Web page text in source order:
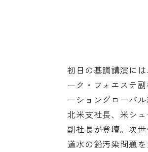
初日の基調講演に
ーク・フォエステ
ーショングローバ
北米支社長、米シ
副社長が登壇。次
道水の鉛汚染問題